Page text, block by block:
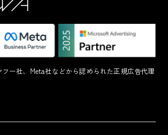
ー社、Meta社などから認められた正規広告代理